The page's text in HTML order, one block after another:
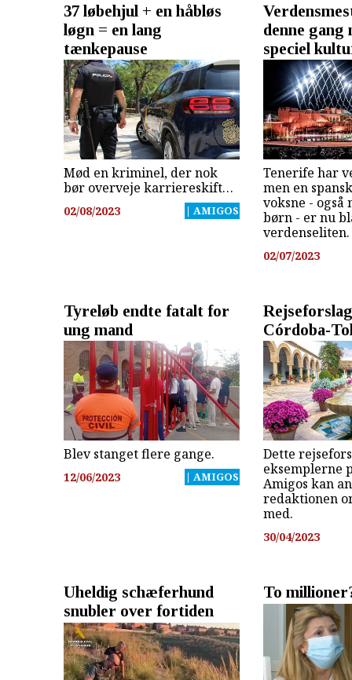
37 løbehjul + en håbløs
løgn = en lang
tænkepause
Mød en kriminel, der nok
bør overveje karriereskift…
02/08/2023 | AMIGOS
denne gang
speciel
Tenerife har
men en
voksne - også
børn - er nu
verdenseliten.
02/07/2023
Tyreløb endte fatalt for
ung mand
Blev stanget flere gange.
12/06/2023 | AMIGOS
Córdoba-
Dette
eksemplerne
Amigos kan
redaktionen
med.
30/04/2023
Uheldig schæferhund
snubler over fortiden
To